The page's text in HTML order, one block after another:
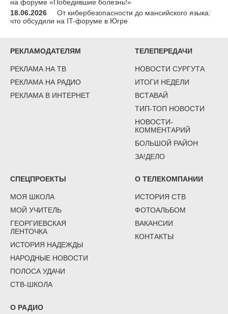
на форуме «Победившие болезнь!»
18.06.2026
От кибербезопасности до мансийского языка:
что обсудили на IT-форуме в Югре
РЕКЛАМОДАТЕЛЯМ
РЕКЛАМА НА ТВ
РЕКЛАМА НА РАДИО
РЕКЛАМА В ИНТЕРНЕТ
ТЕЛЕПЕРЕДАЧИ
НОВОСТИ СУРГУТА
ИТОГИ НЕДЕЛИ
ВСТАВАЙ
ТИП-ТОП НОВОСТИ
НОВОСТИ-
КОММЕНТАРИЙ
БОЛЬШОЙ РАЙОН
ЗА!ДЕЛО
СПЕЦПРОЕКТЫ
МОЯ ШКОЛА
МОЙ УЧИТЕЛЬ
ГЕОРГИЕВСКАЯ
ЛЕНТОЧКА
ИСТОРИЯ НАДЕЖДЫ
НАРОДНЫЕ НОВОСТИ
ПОЛОСА УДАЧИ
СТВ-ШКОЛА
О ТЕЛЕКОМПАНИИ
ИСТОРИЯ СТВ
ФОТОАЛЬБОМ
ВАКАНСИИ
КОНТАКТЫ
О РАДИО